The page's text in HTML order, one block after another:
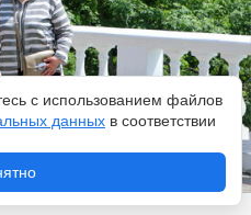
с использованием файлов
данных в соответствии